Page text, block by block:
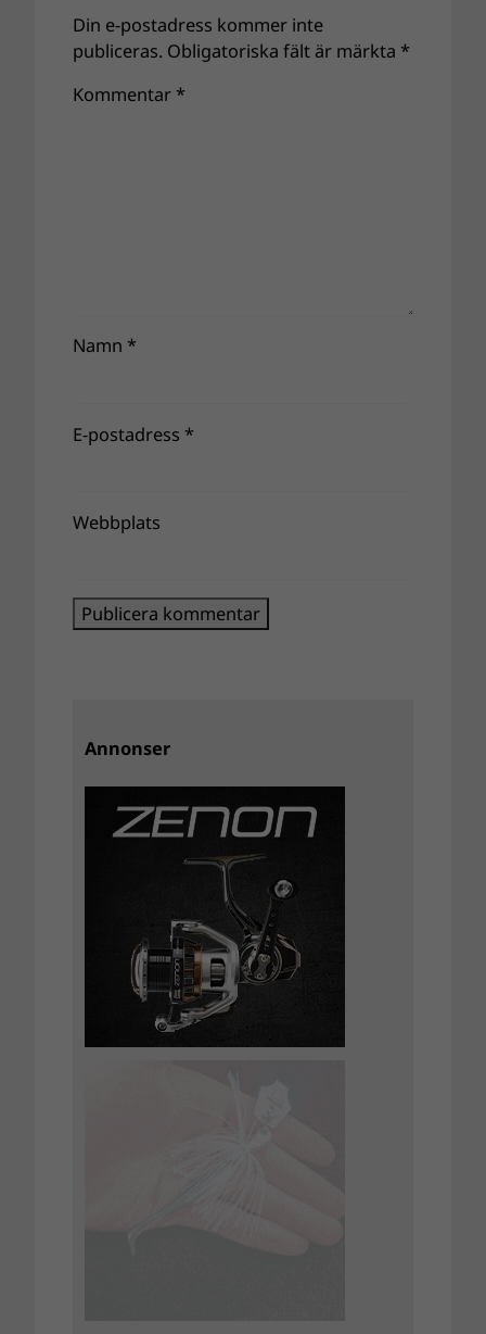
Din e-postadress kommer inte
publiceras. Obligatoriska fält är märkta *
Kommentar *
Namn *
E-postadress *
Webbplats
Annonser